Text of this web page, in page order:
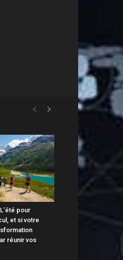
pour
et si votre
réunir vos